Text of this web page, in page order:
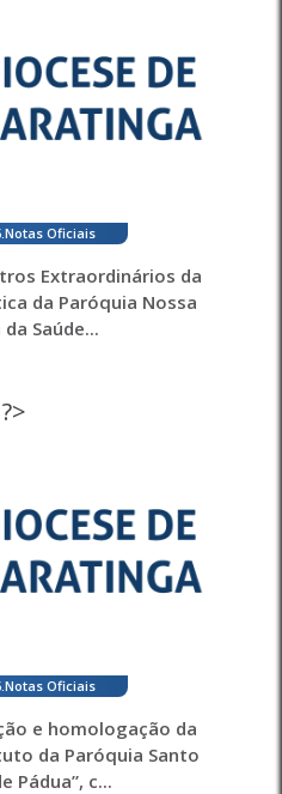
. Notas Oficiais
Extraordinários da
da Paróquia Nossa
Saúde...
?>
. Notas Oficiais
e homologação da
da Paróquia Santo
Pádua”, c...